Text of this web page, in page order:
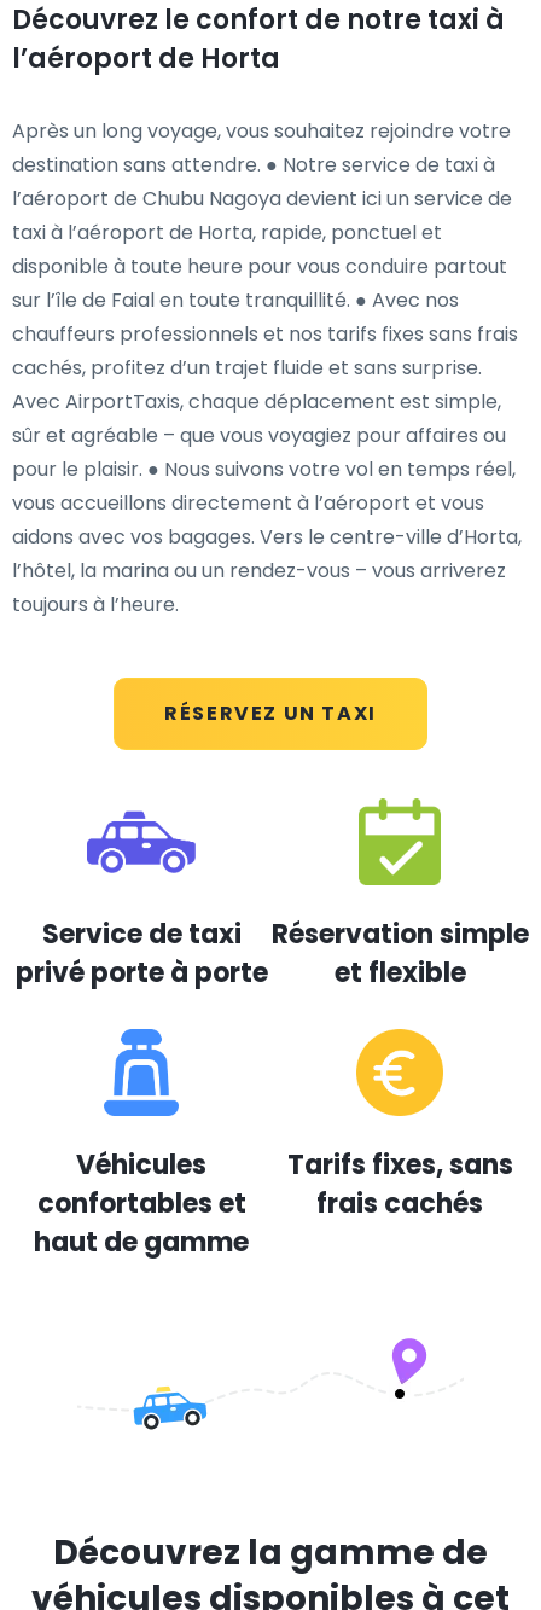
RÉSERVEZ UN TAXI
Découvrez le confort de notre taxi à
l’aéroport de Horta
Après un long voyage, vous souhaitez rejoindre votre
destination sans attendre. ● Notre service de taxi à
l’aéroport de Chubu Nagoya devient ici un service de
taxi à l’aéroport de Horta, rapide, ponctuel et
disponible à toute heure pour vous conduire partout
sur l’île de Faial en toute tranquillité. ● Avec nos
chauffeurs professionnels et nos tarifs fixes sans frais
cachés, profitez d’un trajet fluide et sans surprise.
Avec AirportTaxis, chaque déplacement est simple,
sûr et agréable – que vous voyagiez pour affaires ou
pour le plaisir. ● Nous suivons votre vol en temps réel,
vous accueillons directement à l’aéroport et vous
aidons avec vos bagages. Vers le centre-ville d’Horta,
l’hôtel, la marina ou un rendez-vous – vous arriverez
toujours à l’heure.
Service de taxi
privé porte à porte
Réservation simple
et flexible
Véhicules
confortables et
haut de gamme
Tarifs fixes, sans
frais cachés
Découvrez la gamme de
véhicules disponibles à cet